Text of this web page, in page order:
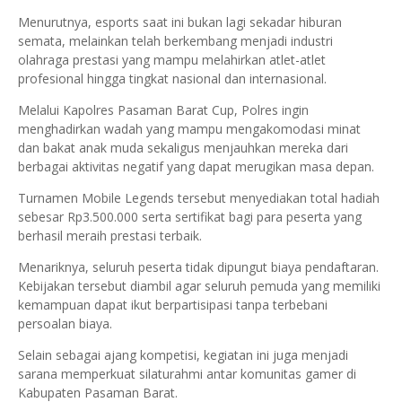
Menurutnya, esports saat ini bukan lagi sekadar hiburan
semata, melainkan telah berkembang menjadi industri
olahraga prestasi yang mampu melahirkan atlet-atlet
profesional hingga tingkat nasional dan internasional.
Melalui Kapolres Pasaman Barat Cup, Polres ingin
menghadirkan wadah yang mampu mengakomodasi minat
dan bakat anak muda sekaligus menjauhkan mereka dari
berbagai aktivitas negatif yang dapat merugikan masa depan.
Turnamen Mobile Legends tersebut menyediakan total hadiah
sebesar Rp3.500.000 serta sertifikat bagi para peserta yang
berhasil meraih prestasi terbaik.
Menariknya, seluruh peserta tidak dipungut biaya pendaftaran.
Kebijakan tersebut diambil agar seluruh pemuda yang memiliki
kemampuan dapat ikut berpartisipasi tanpa terbebani
persoalan biaya.
Selain sebagai ajang kompetisi, kegiatan ini juga menjadi
sarana memperkuat silaturahmi antar komunitas gamer di
Kabupaten Pasaman Barat.